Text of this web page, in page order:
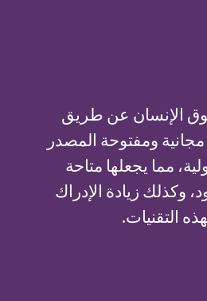
الإنسان عن طريق
ومفتوحة المصدر
مما يجعلها متاحة
وكذلك زيادة الإدراك
التقنيات.